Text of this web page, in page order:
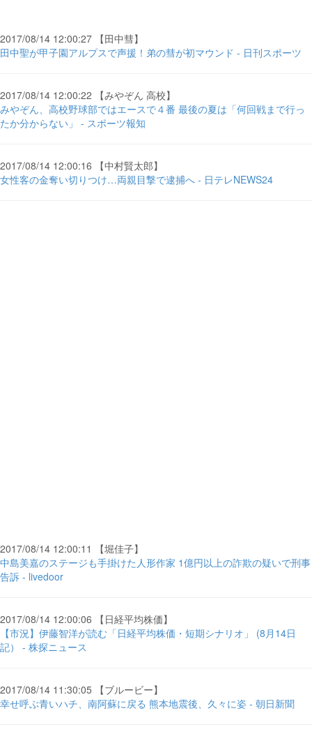
2017/08/14 12:00:27 【田中彗】
田中聖が甲子園アルプスで声援！弟の彗が初マウンド - 日刊スポーツ
2017/08/14 12:00:22 【みやぞん 高校】
みやぞん、高校野球部ではエースで４番 最後の夏は「何回戦まで行っ
たか分からない」 - スポーツ報知
2017/08/14 12:00:16 【中村賢太郎】
女性客の金奪い切りつけ…両親目撃で逮捕へ - 日テレNEWS24
2017/08/14 12:00:11 【堀佳子】
中島美嘉のステージも手掛けた人形作家 1億円以上の詐欺の疑いで刑事
告訴 - livedoor
2017/08/14 12:00:06 【日経平均株価】
【市況】伊藤智洋が読む「日経平均株価・短期シナリオ」 (8月14日
記） - 株探ニュース
2017/08/14 11:30:05 【ブルービー】
幸せ呼ぶ青いハチ、南阿蘇に戻る 熊本地震後、久々に姿 - 朝日新聞